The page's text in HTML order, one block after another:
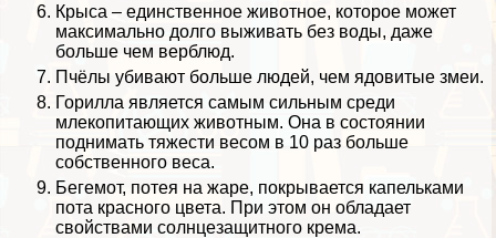
Крыса – единственное животное, которое может
максимально долго выживать без воды, даже
больше чем верблюд.
Пчёлы убивают больше людей, чем ядовитые змеи.
Горилла является самым сильным среди
млекопитающих животным. Она в состоянии
поднимать тяжести весом в 10 раз больше
собственного веса.
Бегемот, потея на жаре, покрывается капельками
пота красного цвета. При этом он обладает
свойствами солнцезащитного крема.